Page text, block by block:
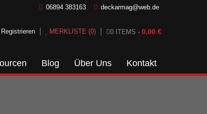
06894 383163 deckarmag@web.de
0 ITEMS - 0,00 €
MERKLISTE (0)
Blog Über Uns Kontakt